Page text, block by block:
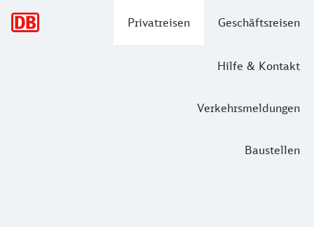
Privatreisen Geschäftsreisen
Hilfe & Kontakt
Verkehrsmeldungen
Baustellen